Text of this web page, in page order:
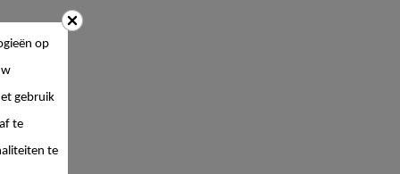
op
gebruik
te
te